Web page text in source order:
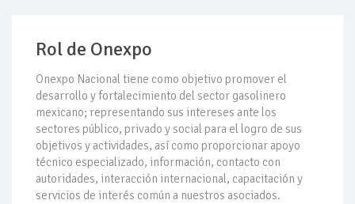
Rol de Onexpo
Onexpo Nacional tiene como objetivo promover el
desarrollo y fortalecimiento del sector gasolinero
mexicano; representando sus intereses ante los
sectores público, privado y social para el logro de sus
objetivos y actividades, así como proporcionar apoyo
técnico especializado, información, contacto con
autoridades, interacción internacional, capacitación y
servicios de interés común a nuestros asociados.